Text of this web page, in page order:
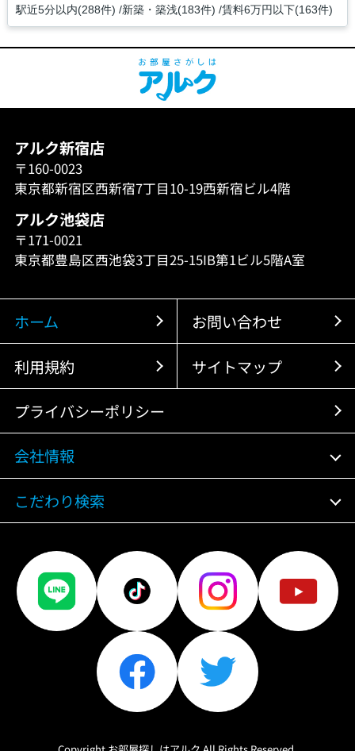
駅近5分以内(288件) 新築・築浅(183件) 賃料6万円以下(163件)
アルク新宿店
〒160-0023
東京都新宿区西新宿7丁目10-19西新宿ビル4階
アルク池袋店
〒171-0021
東京都豊島区西池袋3丁目25-15IB第1ビル5階A室
ホーム お問い合わせ
利用規約 サイトマップ
プライバシーポリシー
会社情報
こだわり検索